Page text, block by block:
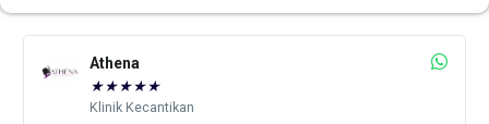
Athena
★★★★★
Klinik Kecantikan